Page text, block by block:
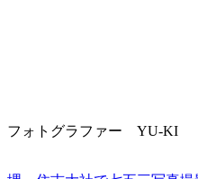
フォトグラファー YU-KI